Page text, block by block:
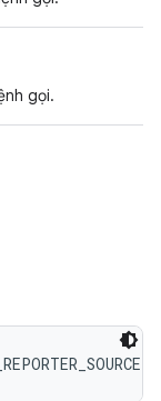
gọi.